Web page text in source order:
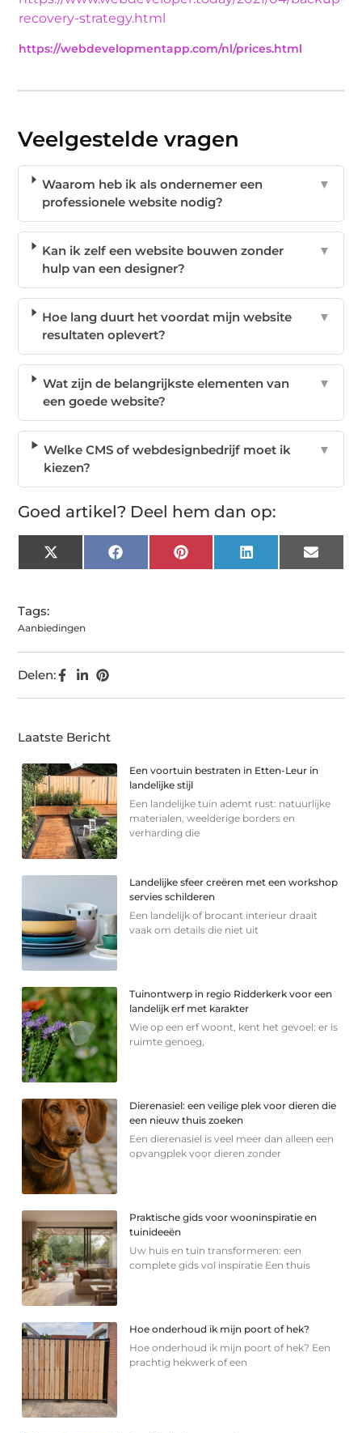
recovery-strategy.html
https://webdevelopmentapp.com/nl/prices.html
Veelgestelde vragen
Waarom heb ik als ondernemer een
professionele website nodig?
▼
Kan ik zelf een website bouwen zonder
hulp van een designer?
▼
Hoe lang duurt het voordat mijn website
resultaten oplevert?
▼
Wat zijn de belangrijkste elementen van
een goede website?
▼
Welke CMS of webdesignbedrijf moet ik
kiezen?
▼
Goed artikel? Deel hem dan op:
X
(Twitter)
Facebook Pinterest LinkedIn Email
Tags:
Aanbiedingen
Delen:
Laatste Bericht
Een voortuin bestraten in Etten-Leur in
landelijke stijl
Een landelijke tuin ademt rust: natuurlijke
materialen, weelderige borders en
verharding die
Landelijke sfeer creëren met een workshop
servies schilderen
Een landelijk of brocant interieur draait
vaak om details die niet uit
Tuinontwerp in regio Ridderkerk voor een
landelijk erf met karakter
Wie op een erf woont, kent het gevoel: er is
ruimte genoeg,
Dierenasiel: een veilige plek voor dieren die
een nieuw thuis zoeken
Een dierenasiel is veel meer dan alleen een
opvangplek voor dieren zonder
Praktische gids voor wooninspiratie en
tuinideeën
Uw huis en tuin transformeren: een
complete gids vol inspiratie Een thuis
Hoe onderhoud ik mijn poort of hek?
Hoe onderhoud ik mijn poort of hek? Een
prachtig hekwerk of een